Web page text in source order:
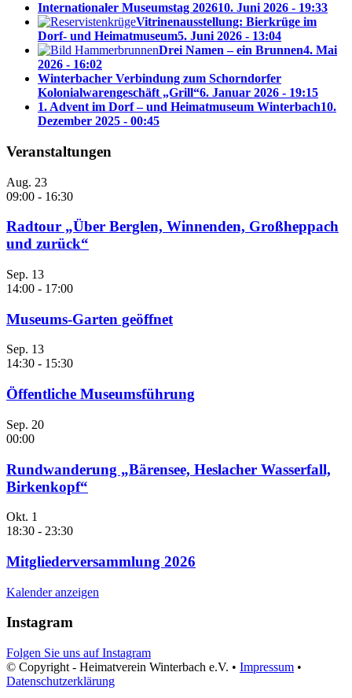
Internationaler Museumstag 202610. Juni 2026 - 19:33
Vitrinenausstellung: Bierkrüge im
Dorf- und Heimatmuseum5. Juni 2026 - 13:04
Drei Namen – ein Brunnen4. Mai
2026 - 16:02
Winterbacher Verbindung zum Schorndorfer
Kolonialwarengeschäft „Grill“6. Januar 2026 - 19:15
1. Advent im Dorf – und Heimatmuseum Winterbach10.
Dezember 2025 - 00:45
Veranstaltungen
Aug. 23
09:00 - 16:30
Radtour „Über Berglen, Winnenden, Großheppach
und zurück“
Sep. 13
14:00 - 17:00
Museums-Garten geöffnet
Sep. 13
14:30 - 15:30
Öffentliche Museumsführung
Sep. 20
00:00
Rundwanderung „Bärensee, Heslacher Wasserfall,
Birkenkopf“
Okt. 1
18:30 - 23:30
Mitgliederversammlung 2026
Kalender anzeigen
Instagram
Folgen Sie uns auf Instagram
© Copyright - Heimatverein Winterbach e.V. • Impressum •
Datenschutzerklärung